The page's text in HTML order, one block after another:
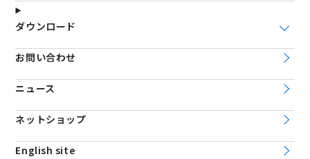
ダウンロード
お問い合わせ
ニュース
ネットショップ
English site